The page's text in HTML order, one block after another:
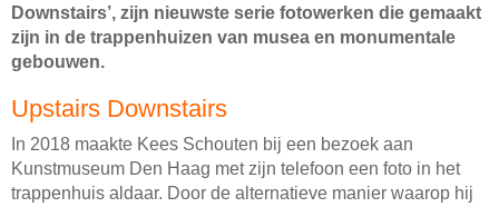
Downstairs’, zijn nieuwste serie fotowerken die gemaakt
zijn in de trappenhuizen van musea en monumentale
gebouwen.
Upstairs Downstairs
In 2018 maakte Kees Schouten bij een bezoek aan
Kunstmuseum Den Haag met zijn telefoon een foto in het
trappenhuis aldaar. Door de alternatieve manier waarop hij